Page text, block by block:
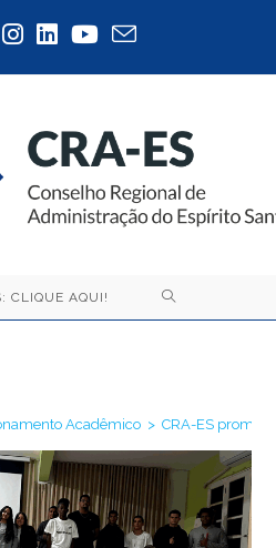
CLIQUE AQUI!
Acadêmico > CRA-ES